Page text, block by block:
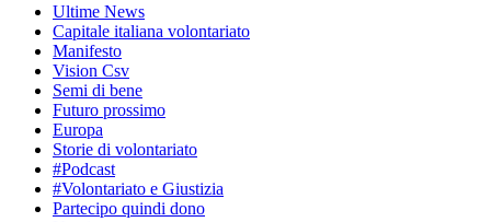
Ultime News
Capitale italiana volontariato
Manifesto
Vision Csv
Semi di bene
Futuro prossimo
Europa
Storie di volontariato
#Podcast
#Volontariato e Giustizia
Partecipo quindi dono